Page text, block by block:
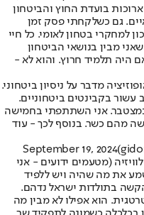
בועדת החוץ והביטחון
גם כשלקחתי פסק זמן
למחקרי בטחון לאומי. כל חיי
מבין בנושאי הביטחון
היה תלמיד חרוץ. והוא לא -
מדבר על ניסיון ביטחוני.
בקבינטים ביטחוניים.
שנים במצטבר. אני השתתפתי בחמישה
מהם כשר. בנוסף לכך - עוד
September 19, 2024
(מטעמים ידועים - אני
את מה שהיה ויש ללפיד
בתולדות ישראל נדהם.
הוא אפילו לא מבין מה